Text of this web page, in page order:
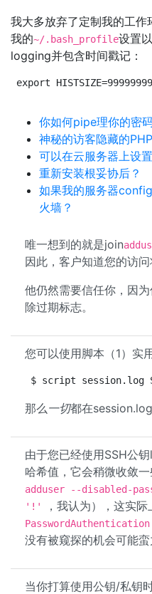
我大多放弃了定制我的工
我的~/.bash_profile设置
logging并包含时间戳记：
export
你如何pipe理你的密
神秘的访客隐藏的
可以在云服务器上设
重新安装根妥协后？
如果我的服务器
火墙？
唯一想到的就是join
因此，客户知道您的访
他仍然需要信任你，因
除过期标志。
您可以使用脚本（1）实
$ script
那么一切都在session.log
由于您已经使用SSH公
哈希值，它会稍微收敛
adduser --disabled-
'!'
，我认为），这实
没有被窥探的机会可能
当你打算使用公钥/私钥